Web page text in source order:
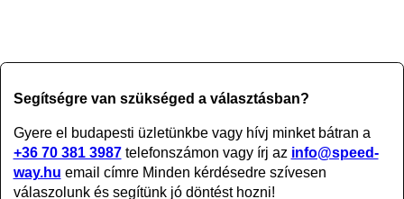
Segítségre van szükséged a választásban?
Gyere el budapesti üzletünkbe vagy hívj minket bátran a
+36 70 381 3987telefonszámon vagy írj az info@speed-
way.hu email címre Minden kérdésedre szívesen
válaszolunk és segítünk jó döntést hozni!